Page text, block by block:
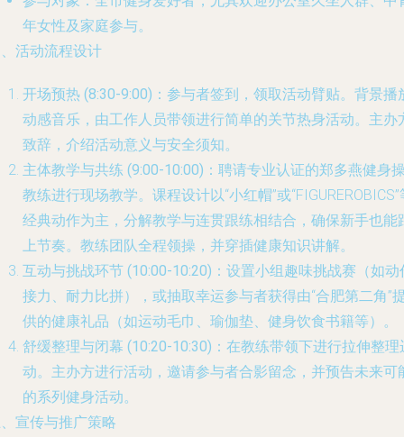
年女性及家庭参与。
活动流程设计
开场预热 (8:30-9:00) ：参与者签到，领取活动臂贴。背景播
动感音乐，由工作人员带领进行简单的关节热身活动。主办
致辞，介绍活动意义与安全须知。
主体教学与共练 (9:00-10:00) ：聘请专业认证的郑多燕健身
教练进行现场教学。课程设计以“小红帽”或“FIGUREROBICS”
经典动作为主，分解教学与连贯跟练相结合，确保新手也能
上节奏。教练团队全程领操，并穿插健康知识讲解。
互动与挑战环节 (10:00-10:20) ：设置小组趣味挑战赛（如动
接力、耐力比拼），或抽取幸运参与者获得由“合肥第二角”
供的健康礼品（如运动毛巾、瑜伽垫、健身饮食书籍等）。
舒缓整理与闭幕 (10:20-10:30) ：在教练带领下进行拉伸整理
动。主办方进行活动，邀请参与者合影留念，并预告未来可
的系列健身活动。
宣传与推广策略